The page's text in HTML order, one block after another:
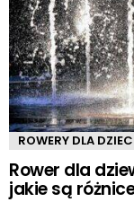
ROWERY DLA
Rower dla
jakie są